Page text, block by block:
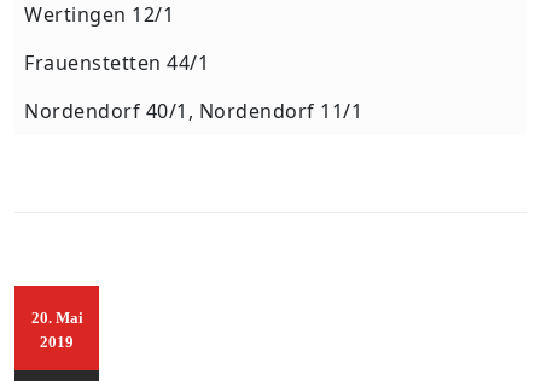
Wertingen 12/1
Frauenstetten 44/1
Nordendorf 40/1, Nordendorf 11/1
20. Mai
2019